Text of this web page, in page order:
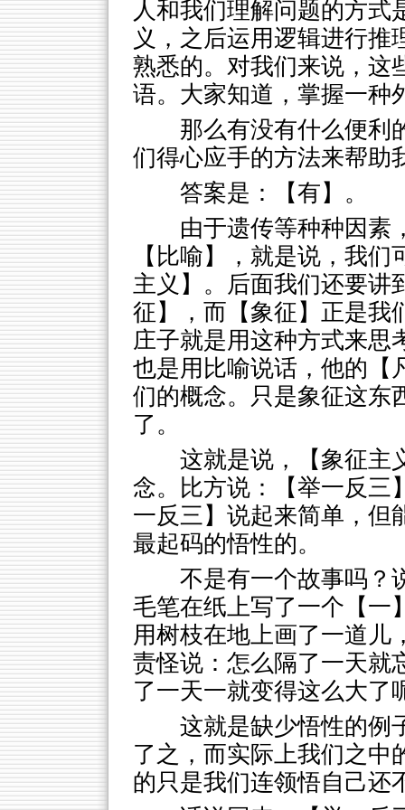
人和我们理解问题的方式
义，之后运用逻辑进行推
熟悉的。对我们来说，这
语。大家知道，掌握一种
那么有没有什么便利
们得心应手的方法来帮助
答案是：【有】。
由于遗传等种种因素
【比喻】，就是说，我
主义】。后面我们还要讲
征】，而【象征】正是我
庄子就是用这种方式来思
也是用比喻说话，他的【
们的概念。只是象征这东
了。
这就是说，【象征主
念。比方说：【举一反三
一反三】说起来简单，但
最起码的悟性的。
不是有一个故事吗？
毛笔在纸上写了一个【一
用树枝在地上画了一道儿
责怪说：怎么隔了一天就
了一天一就变得这么大了
这就是缺少悟性的例
了之，而实际上我们之中
的只是我们连领悟自己还